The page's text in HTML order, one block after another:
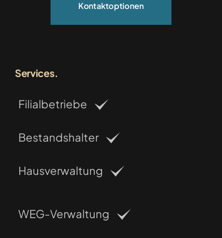
Kontaktoptionen
Services.
Filialbetriebe
Bestandshalter
Hausverwaltung
WEG-Verwaltung